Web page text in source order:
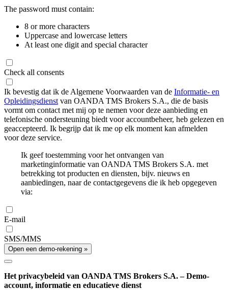
The password must contain:
8 or more characters
Uppercase and lowercase letters
At least one digit and special character
Check all consents
Ik bevestig dat ik de Algemene Voorwaarden van de Informatie- en
Opleidingsdienst van OANDA TMS Brokers S.A., die de basis
vormt om contact met mij op te nemen voor deze aanbieding en
telefonische ondersteuning biedt voor accountbeheer, heb gelezen en
geaccepteerd. Ik begrijp dat ik me op elk moment kan afmelden
voor deze service.
Ik geef toestemming voor het ontvangen van
marketinginformatie van OANDA TMS Brokers S.A. met
betrekking tot producten en diensten, bijv. nieuws en
aanbiedingen, naar de contactgegevens die ik heb opgegeven
via:
E-mail
SMS/MMS
Open een demo-rekening »
Het privacybeleid van OANDA TMS Brokers S.A. – Demo-
account, informatie en educatieve dienst